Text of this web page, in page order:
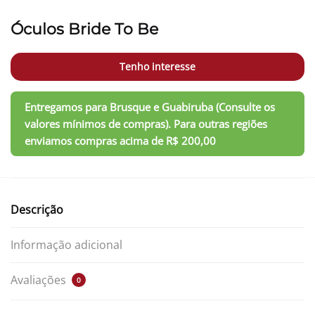
Óculos Bride To Be
Tenho interesse
Descrição
Informação adicional
Avaliações 0